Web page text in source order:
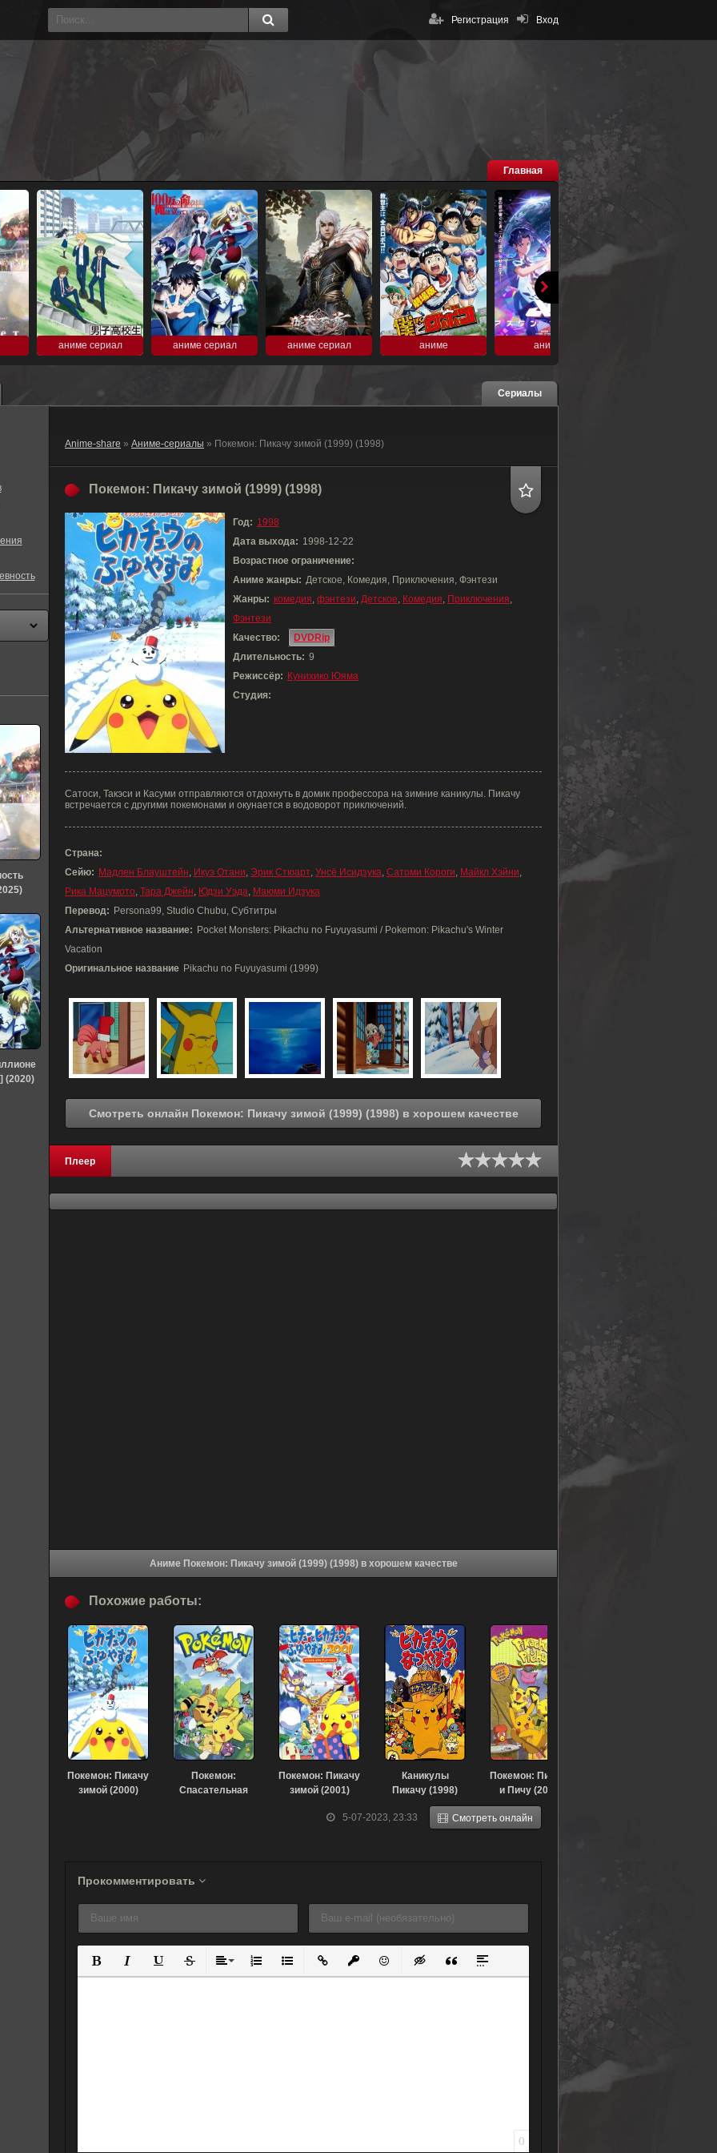
Вход
Регистрация
Главная
аниме сериал аниме сериал аниме сериал аниме аниме
Сериалы
Anime-share » Аниме-сериалы » Покемон: Пикачу зимой (1999) (1998)
Покемон: Пикачу зимой (1999) (1998)
Год: 1998
Дата выхода: 1998-12-22
Возрастное ограничение:
Аниме жанры: Детское, Комедия, Приключения, Фэнтези
Жанры: комедия, фэнтези, Детское, Комедия, Приключения,
Фэнтези
Качество:
DVDRip
Длительность: 9
Режиссёр: Кунихико Юяма
Студия:
Сатоси, Такэси и Касуми отправляются отдохнуть в домик профессора на зимние каникулы. Пикачу
встречается с другими покемонами и окунается в водоворот приключений.
Страна:
Сейю: Мадлен Блауштейн, Икуэ Отани, Эрик Стюарт, Унсё Исидзука, Сатоми Короги, Майкл Хэйни,
Рика Мацумото, Тара Джейн, Юдзи Уэда, Маюми Идзука
Перевод: Persona99, Studio Chubu, Субтитры
Альтернативное название: Pocket Monsters: Pikachu no Fuyuyasumi / Pokemon: Pikachu's Winter
Vacation
Оригинальное название Pikachu no Fuyuyasumi (1999)
Смотреть онлайн Покемон: Пикачу зимой (1999) (1998) в хорошем качестве
Плеер
Аниме Покемон: Пикачу зимой (1999) (1998) в хорошем качестве
5-07-2023, 23:33 Смотреть онлайн
Похожие работы:
Покемон: Пикачу
зимой (2000)
Покемон:
Спасательная
Покемон: Пикачу
зимой (2001)
Каникулы
Пикачу (1998)
Покемон: Пикачу
и Пичу (2000)
Прокомментировать
Полужирный
КурсивПодчеркнутый
ЗачеркнутыйВыравнивание
Нумерованный список
Маркированный список
Вставить ссылку
Вставить защищенную ссылку
Вставить смайлик
Вставка скрытого текста
Вставка цитаты
Вставка спойлера
0
(2020)